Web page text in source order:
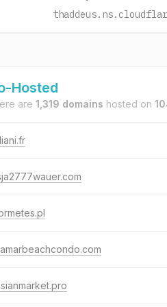
Hosted
are 1,319 domains hosted on